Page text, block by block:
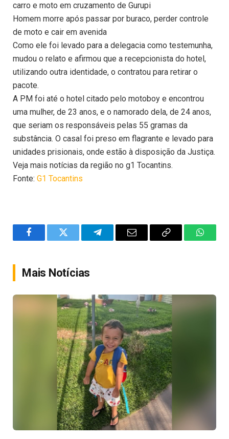
carro e moto em cruzamento de Gurupi
Homem morre após passar por buraco, perder controle
de moto e cair em avenida
Como ele foi levado para a delegacia como testemunha,
mudou o relato e afirmou que a recepcionista do hotel,
utilizando outra identidade, o contratou para retirar o
pacote.
A PM foi até o hotel citado pelo motoboy e encontrou
uma mulher, de 23 anos, e o namorado dela, de 24 anos,
que seriam os responsáveis pelas 55 gramas da
substância. O casal foi preso em flagrante e levado para
unidades prisionais, onde estão à disposição da Justiça.
Veja mais notícias da região no g1 Tocantins.
Fonte: G1 Tocantins
FacebookTwitter TelegramEmail
Copy
Mais Notícias